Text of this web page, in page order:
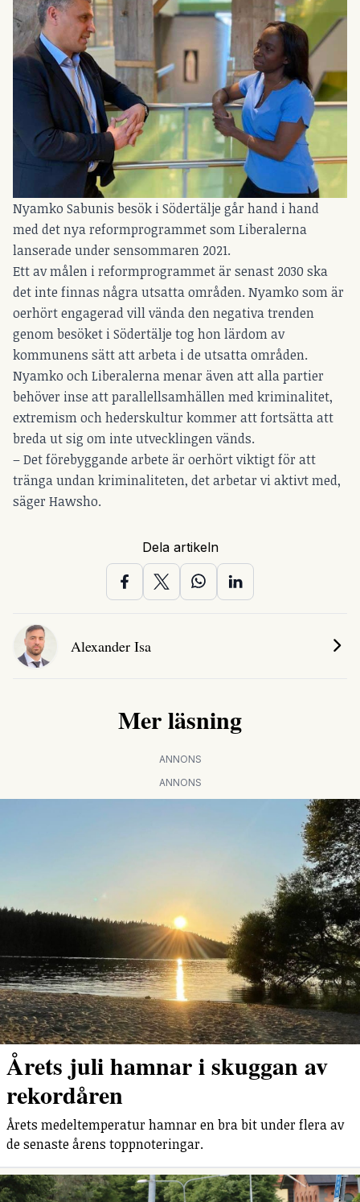
Nyamko Sabunis besök i Södertälje går hand i hand
med det nya reformprogrammet som Liberalerna
lanserade under sensommaren 2021.
Ett av målen i reformprogrammet är senast 2030 ska
det inte finnas några utsatta områden. Nyamko som är
oerhört engagerad vill vända den negativa trenden
genom besöket i Södertälje tog hon lärdom av
kommunens sätt att arbeta i de utsatta områden.
Nyamko och Liberalerna menar även att alla partier
behöver inse att parallellsamhällen med kriminalitet,
extremism och hederskultur kommer att fortsätta att
breda ut sig om inte utvecklingen vänds.
– Det förebyggande arbete är oerhört viktigt för att
tränga undan kriminaliteten, det arbetar vi aktivt med,
säger Hawsho.
Dela artikeln
Alexander Isa
Mer läsning
ANNONS
ANNONS
Årets juli hamnar i skuggan av
rekordåren
Årets medeltemperatur hamnar en bra bit under flera av
de senaste årens toppnoteringar.